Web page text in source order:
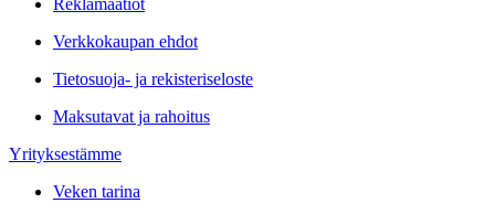
Verkkokaupan ehdot
Tietosuoja- ja rekisteriseloste
Maksutavat ja rahoitus
Yrityksestämme
Veken tarina